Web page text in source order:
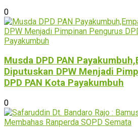
0
Musda DPD PAN
Diputuskan DPW Menjadi
DPD PAN Kota Payakumbuh
0